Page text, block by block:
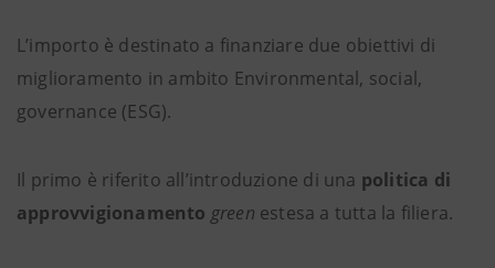
L’importo è destinato a finanziare due obiettivi di
miglioramento in ambito Environmental, social,
governance (ESG).
Il primo è riferito all’introduzione di una politica di
approvvigionamento green estesa a tutta la filiera.